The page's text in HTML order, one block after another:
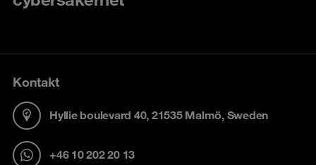
Kontakt
Hyllie boulevard 40, 21535 Malmö, Sweden
+46 10 202 20 13